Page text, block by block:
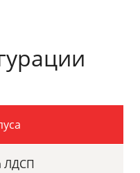
ЛДСП